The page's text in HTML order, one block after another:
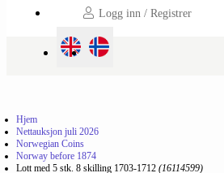
Logg inn / Registrer
Hjem
Nettauksjon juli 2026
Norwegian Coins
Norway before 1874
Lott med 5 stk. 8 skilling 1703-1712 (16114599)